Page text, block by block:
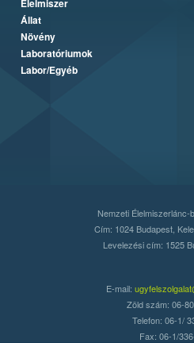
Élelmiszer
Állat
Növény
Laboratóriumok
Labor/Egyéb
Nemzeti Élelmiszerlánc-
Cím: 1024 Budapest,
Levelezési cím: 1525
E-mail:
Zöld szám: 06-
Telefon: 06-1/
Fax: 06-1/